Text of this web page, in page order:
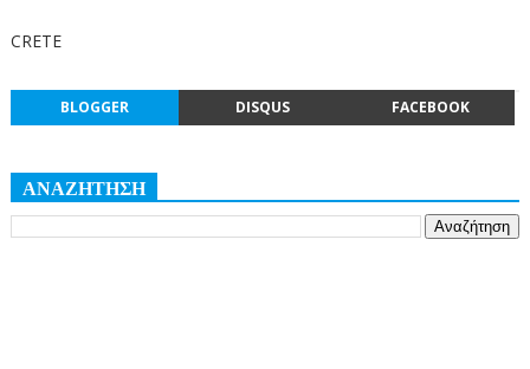
CRETE
BLOGGER DISQUS FACEBOOK
ΑΝΑΖΗΤΗΣΗ